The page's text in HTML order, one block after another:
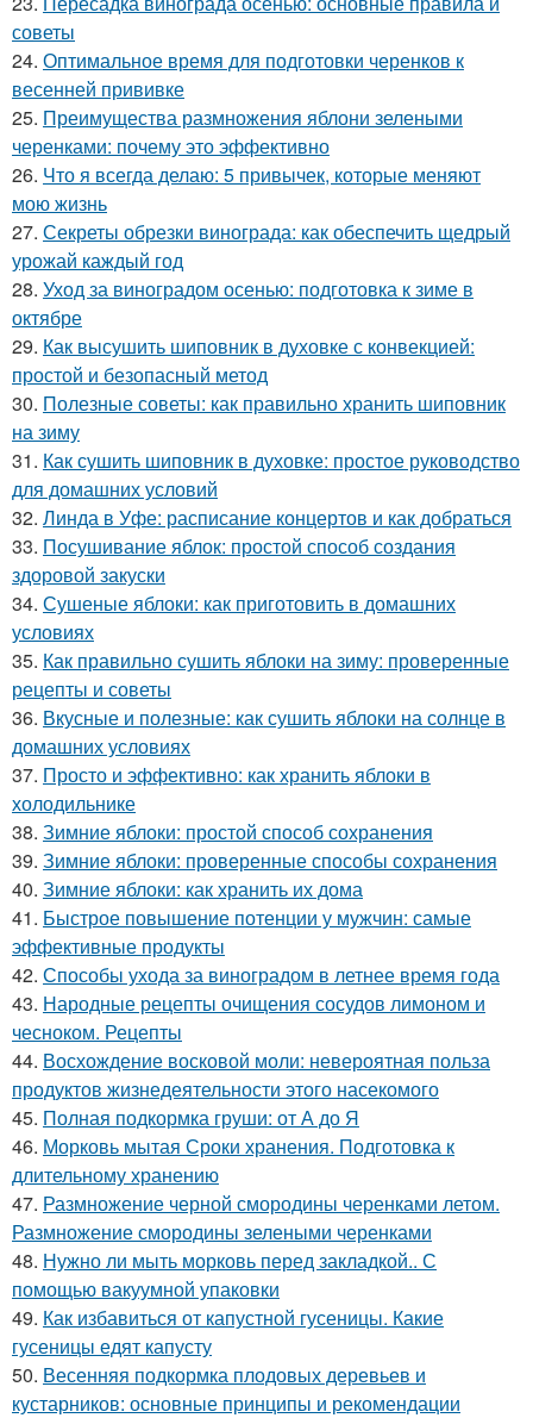
советы
24. Оптимальное время для подготовки черенков к
весенней прививке
25. Преимущества размножения яблони зелеными
черенками: почему это эффективно
26. Что я всегда делаю: 5 привычек, которые меняют
мою жизнь
27. Секреты обрезки винограда: как обеспечить щедрый
урожай каждый год
28. Уход за виноградом осенью: подготовка к зиме в
октябре
29. Как высушить шиповник в духовке с конвекцией:
простой и безопасный метод
30. Полезные советы: как правильно хранить шиповник
на зиму
31. Как сушить шиповник в духовке: простое руководство
для домашних условий
32. Линда в Уфе: расписание концертов и как добраться
33. Посушивание яблок: простой способ создания
здоровой закуски
34. Сушеные яблоки: как приготовить в домашних
условиях
35. Как правильно сушить яблоки на зиму: проверенные
рецепты и советы
36. Вкусные и полезные: как сушить яблоки на солнце в
домашних условиях
37. Просто и эффективно: как хранить яблоки в
холодильнике
38. Зимние яблоки: простой способ сохранения
39. Зимние яблоки: проверенные способы сохранения
40. Зимние яблоки: как хранить их дома
41. Быстрое повышение потенции у мужчин: самые
эффективные продукты
42. Способы ухода за виноградом в летнее время года
43. Народные рецепты очищения сосудов лимоном и
чесноком. Рецепты
44. Восхождение восковой моли: невероятная польза
продуктов жизнедеятельности этого насекомого
45. Полная подкормка груши: от А до Я
46. Морковь мытая Сроки хранения. Подготовка к
длительному хранению
47. Размножение черной смородины черенками летом.
Размножение смородины зелеными черенками
48. Нужно ли мыть морковь перед закладкой.. С
помощью вакуумной упаковки
49. Как избавиться от капустной гусеницы. Какие
гусеницы едят капусту
50. Весенняя подкормка плодовых деревьев и
кустарников: основные принципы и рекомендации